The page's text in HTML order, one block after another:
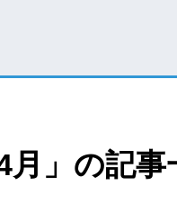
月」の記事